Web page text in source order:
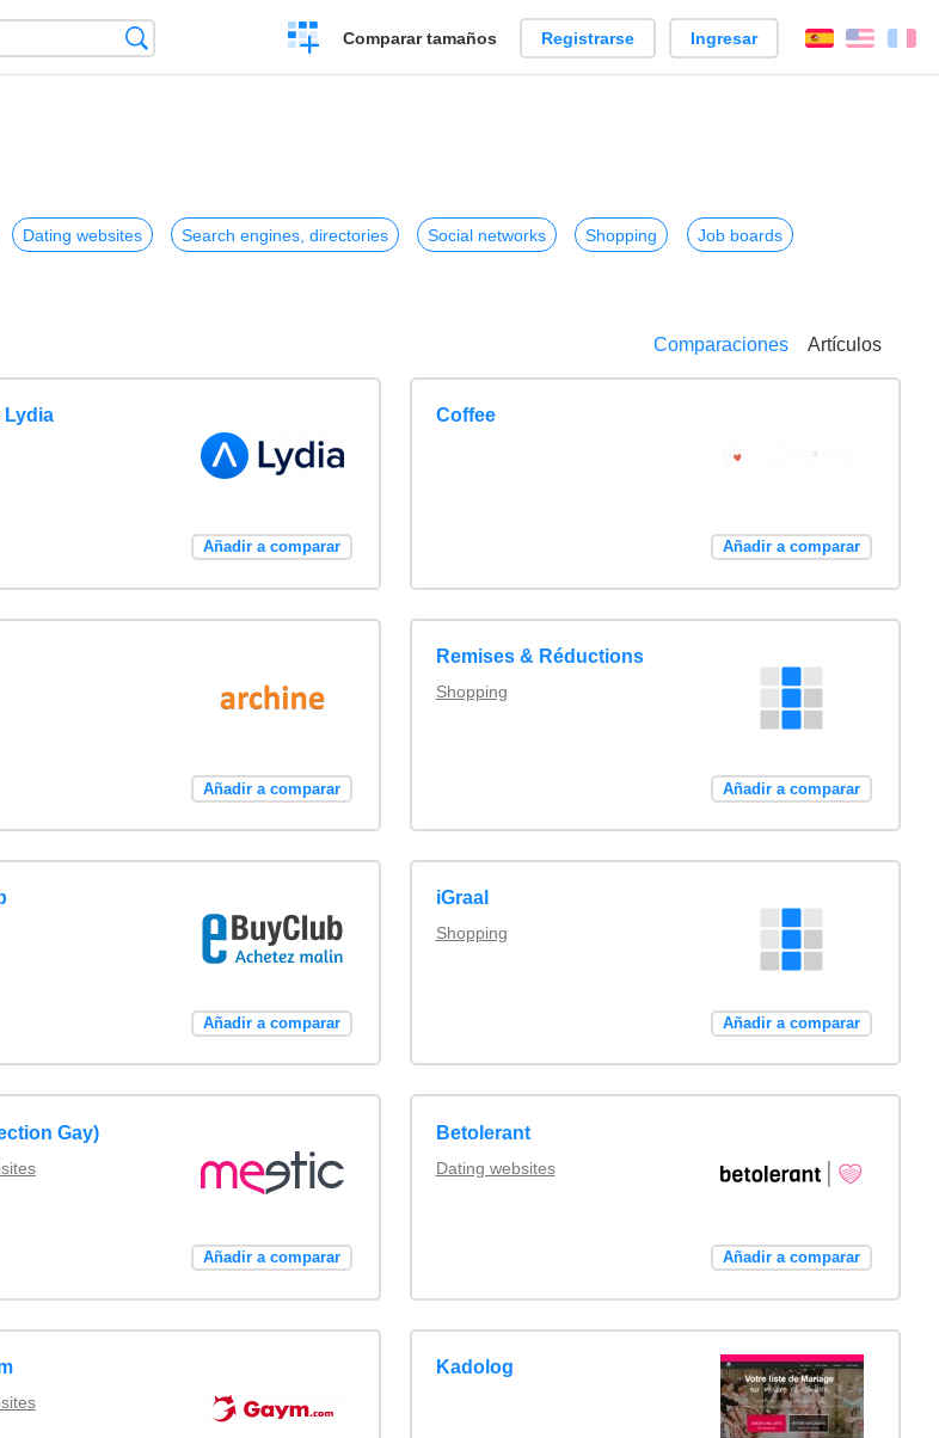
Crear
una
Comparar tamaños Registrarse Ingresar EspañolEnglish
Dating websites Search engines, directories Social networks Shopping Job boards
Comparaciones Artículos
Lydia
Añadir a comparar
Coffee
Añadir a comparar
Añadir a comparar
Remises & Réductions
Shopping
Añadir a comparar
Añadir a comparar
iGraal
Shopping
Añadir a comparar
Gay)
Añadir a comparar
Betolerant
Dating websites
Añadir a comparar
Kadolog